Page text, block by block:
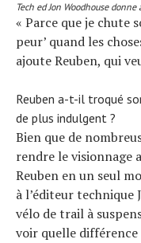
Tech ed Jon Woodhouse
« Parce que je chute
peur’ quand les
ajoute Reuben, qui
Reuben a-t-il troqué
de plus indulgent ?
Bien que de
rendre le visionnage
Reuben en un seul
à l’éditeur technique
vélo de trail à
voir quelle